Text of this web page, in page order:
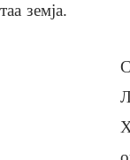
земја.